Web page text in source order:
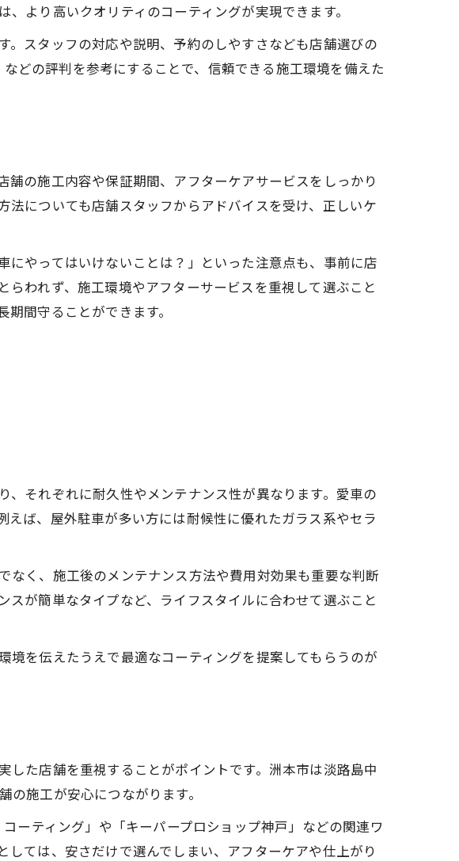
ケア方法
より高いクオリティのコーティングが実現できます。
スタッフの対応や説明、予約のしやすさなども店舗選びの
どの評判を参考にすることで、信頼できる施工環境を備えた
の施工内容や保証期間、アフターケアサービスをしっかり
についても店舗スタッフからアドバイスを受け、正しいケ
にやってはいけないことは？」といった注意点も、事前に店
われず、施工環境やアフターサービスを重視して選ぶこと
間守ることができます。
それぞれに耐久性やメンテナンス性が異なります。愛車の
ば、屋外駐車が多い方には耐候性に優れたガラス系やセラ
く、施工後のメンテナンス方法や費用対効果も重要な判断
が簡単なタイプなど、ライフスタイルに合わせて選ぶこと
を伝えたうえで最適なコーティングを提案してもらうのが
た店舗を重視することがポイントです。洲本市は淡路島中
施工が安心につながります。
ーティング」や「キーパープロショップ神戸」などの関連ワ
ては、安さだけで選んでしまい、アフターケアや仕上がり